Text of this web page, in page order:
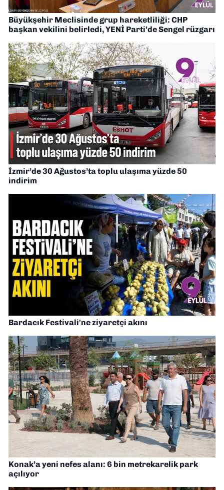
Büyükşehir Meclisinde grup hareketliliği: CHP
başkan vekilini belirledi, YENİ Parti’de Sengel rüzgarı
İzmir’de 30 Ağustos’ta toplu ulaşıma yüzde 50
indirim
Bardacık Festivali'ne ziyaretçi akını
Konak’a yeni nefes alanı: 6 bin metrekarelik park
açılıyor